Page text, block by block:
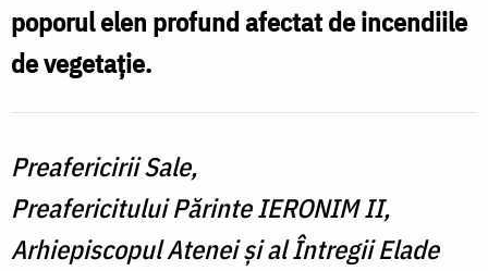
poporul elen profund afectat de incendiile
de vegetație.
Preafericirii Sale,
Preafericitului Părinte IERONIM II,
Arhiepiscopul Atenei şi al Întregii Elade